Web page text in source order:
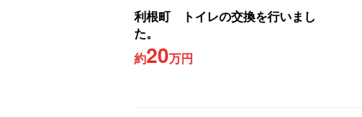
利根町 トイレの交換を行いまし
た。
約20万円